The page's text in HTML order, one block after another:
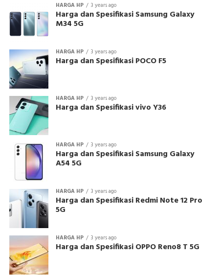
HARGA HP 3 years ago
Harga dan Spesifikasi Samsung Galaxy
M34 5G
HARGA HP 3 years ago
Harga dan Spesifikasi POCO F5
HARGA HP 3 years ago
Harga dan Spesifikasi vivo Y36
HARGA HP 3 years ago
Harga dan Spesifikasi Samsung Galaxy
A54 5G
HARGA HP 3 years ago
Harga dan Spesifikasi Redmi Note 12 Pro
5G
HARGA HP 3 years ago
Harga dan Spesifikasi OPPO Reno8 T 5G